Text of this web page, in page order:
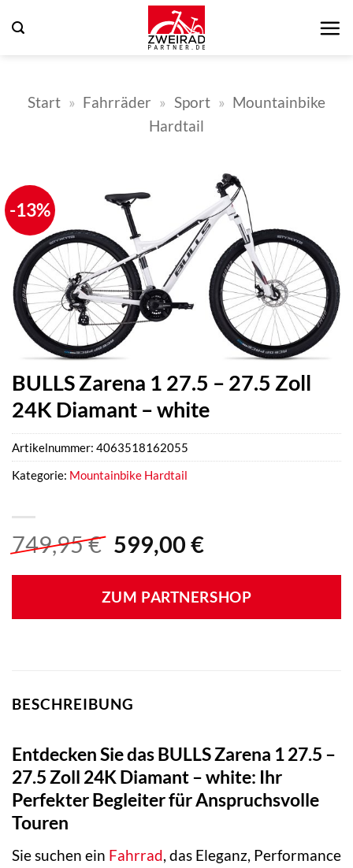
Inhalt
Start » Fahrräder » Sport » Mountainbike
Hardtail
-13%
BULLS Zarena 1 27.5 – 27.5 Zoll
24K Diamant – white
749,95€ Ursprünglicher
Preis
war:
749,95 €
599,00 €Aktueller
ist:
599,00 €.
ZUM PARTNERSHOP
Artikelnummer: 4063518162055
Kategorie: Mountainbike Hardtail
BESCHREIBUNG
Entdecken Sie das BULLS Zarena 1 27.5 –
27.5 Zoll 24K Diamant – white: Ihr
Perfekter Begleiter für Anspruchsvolle
Touren
Sie suchen ein Fahrrad, das Eleganz, Performance